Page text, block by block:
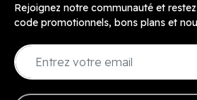
Rejoignez notre communauté et
code promotionnels, bons plans et